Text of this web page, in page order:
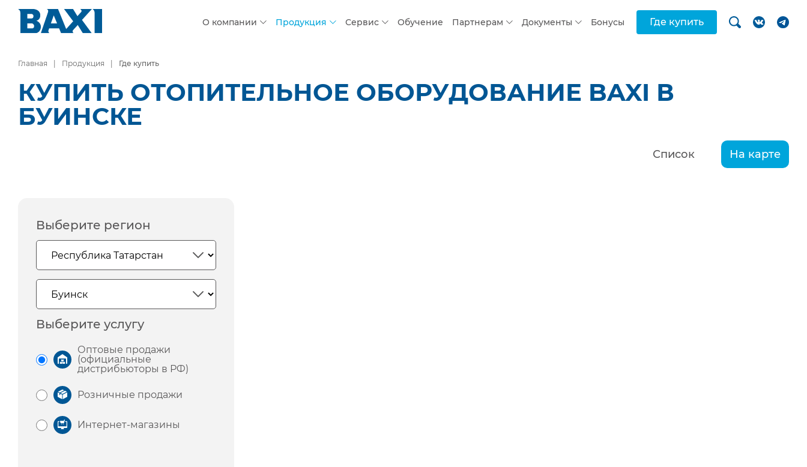
О компании Продукция Сервис Обучение Партнерам Документы Бонусы Где купить
Главная Продукция Где купить
КУПИТЬ ОТОПИТЕЛЬНОЕ ОБОРУДОВАНИЕ BAXI В
БУИНСКЕ
Список На карте
Выберите регион
Выберите услугу
Оптовые продажи
(официальные
дистрибьюторы в РФ)
Розничные продажи
Интернет-магазины